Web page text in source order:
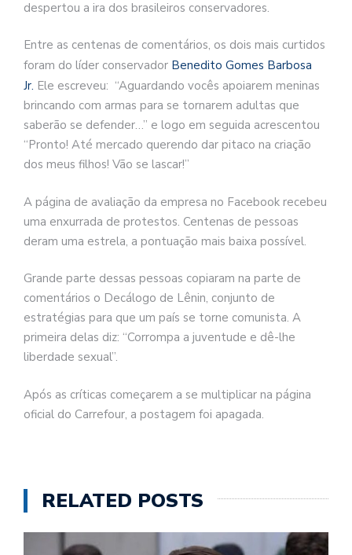
despertou a ira dos brasileiros conservadores.
Entre as centenas de comentários, os dois mais curtidos
foram do líder conservador Benedito Gomes Barbosa
Jr. Ele escreveu: “Aguardando vocês apoiarem meninas
brincando com armas para se tornarem adultas que
saberão se defender…” e logo em seguida acrescentou
“Pronto! Até mercado querendo dar pitaco na criação
dos meus filhos! Vão se lascar!”
A página de avaliação da empresa no Facebook recebeu
uma enxurrada de protestos. Centenas de pessoas
deram uma estrela, a pontuação mais baixa possível.
Grande parte dessas pessoas copiaram na parte de
comentários o Decálogo de Lênin, conjunto de
estratégias para que um país se torne comunista. A
primeira delas diz: “Corrompa a juventude e dê-lhe
liberdade sexual”.
Após as críticas começarem a se multiplicar na página
oficial do Carrefour, a postagem foi apagada.
RELATED POSTS